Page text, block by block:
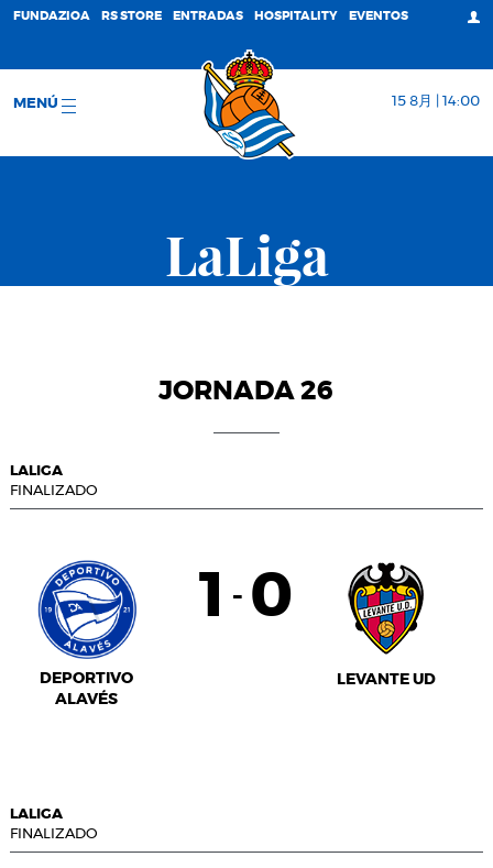
FUNDAZIOA RS STORE ENTRADAS HOSPITALITY EVENTOS
MENÚ 15 8月 | 14:00
LaLiga
JORNADA 26
LALIGA
FINALIZADO
DEPORTIVO
ALAVÉS
1 - 0
LEVANTE UD
LALIGA
FINALIZADO